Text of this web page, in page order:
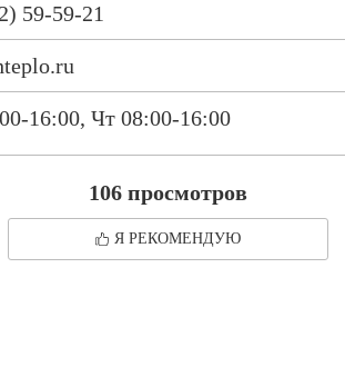
59-59-21
16:00, Чт 08:00-16:00
106 просмотров
Я РЕКОМЕНДУЮ